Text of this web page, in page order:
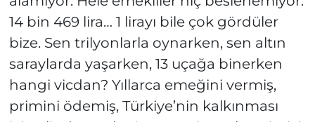
14 bin 469 lira… 1 lirayı bile çok gördüler
bize. Sen trilyonlarla oynarken, sen altın
saraylarda yaşarken, 13 uçağa binerken
hangi vicdan? Yıllarca emeğini vermiş,
primini ödemiş, Türkiye’nin kalkınması